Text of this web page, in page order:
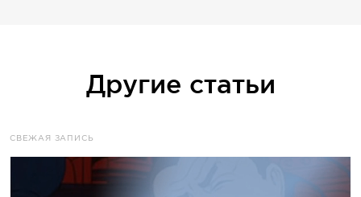
Другие статьи
CВЕЖАЯ ЗАПИСЬ